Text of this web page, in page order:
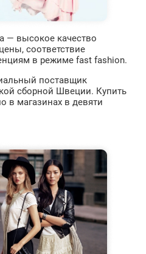
— высокое качество
соответствие
в режиме fast fashion.
поставщик
сборной Швеции. Купить
магазинах в девяти